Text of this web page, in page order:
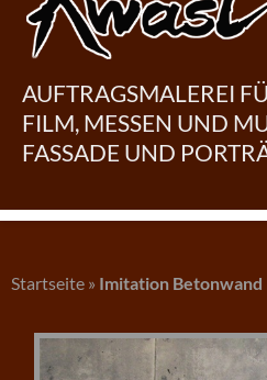
AUFTRAGSMALEREI
FILM, MESSEN UND
FASSADE UND
Startseite » Imitation Betonwand